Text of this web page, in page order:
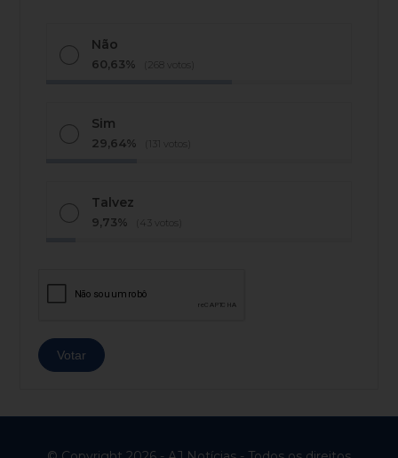
Não
60,63% (268 votos)
Sim
29,64% (131 votos)
Talvez
9,73% (43 votos)